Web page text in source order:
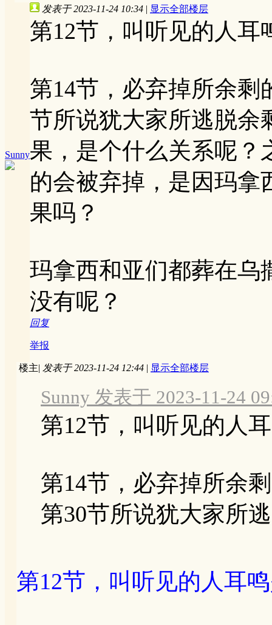
Sunny
发表于 2023-11-24 10:34 | 显示全部楼层
第12节，叫听见的人耳
第14节，必弃掉所余剩
节所说犹大家所逃脱余
果，是个什么关系呢？
的会被弃掉，是因玛拿
果吗？
玛拿西和亚们都葬在乌
没有呢？
回复
举报
楼主| 发表于 2023-11-24 12:44 | 显示全部楼层
Sunny 发表于 2023-11-24
第12节，叫听见的人
第14节，必弃掉所余
第30节所说犹大家所
第12节，叫听见的人耳